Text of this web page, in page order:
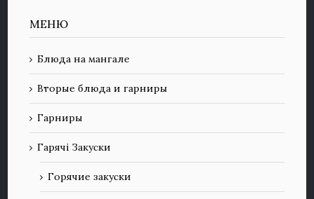
МЕНЮ
Блюда на мангале
Вторые блюда и гарниры
Гарниры
Гарячі Закуски
Горячие закуски